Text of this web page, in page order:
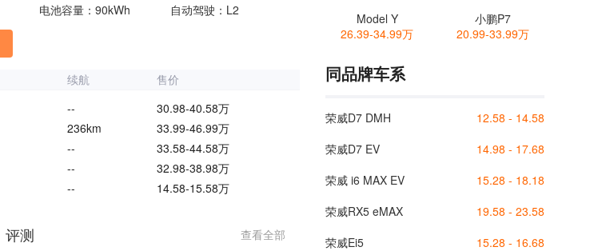
电池容量：90kWh 自动驾驶： L2
续航
售价
--
30.98-40.58万
236km
33.99-46.99万
--
33.58-44.58万
--
32.98-38.98万
-- 14.58-15.58万
评测 查看全部
Model Y
26.39-34.99万
小鹏P7
20.99-33.99万
同品牌车系
荣威D7 DMH
12.58 - 14.58
荣威D7 EV
14.98 - 17.68
荣威 i6 MAX EV
15.28 - 18.18
荣威RX5 eMAX
19.58 - 23.58
荣威Ei5
15.28 - 16.68